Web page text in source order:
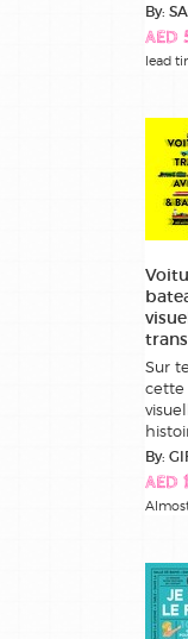
By:
AED
lead
Sur
cette
By:
AED